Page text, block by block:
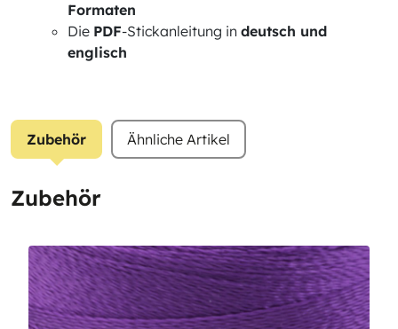
Formaten
Die PDF-Stickanleitung in deutsch und
englisch
Zubehör Ähnliche Artikel
Zubehör